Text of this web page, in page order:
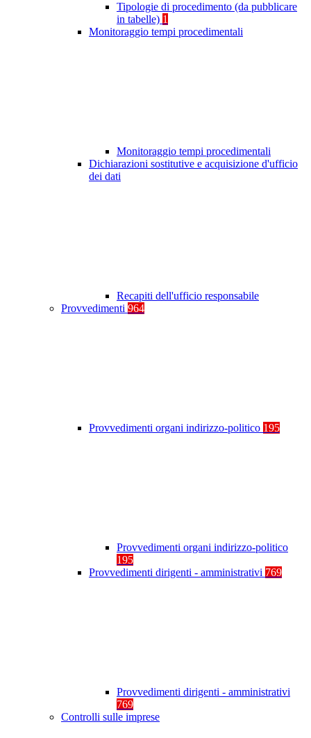
Tipologie di procedimento (da pubblicare
in tabelle) 1
Monitoraggio tempi procedimentali
Monitoraggio tempi procedimentali
Dichiarazioni sostitutive e acquisizione d'ufficio
dei dati
Recapiti dell'ufficio responsabile
Provvedimenti 964
Provvedimenti organi indirizzo-politico 195
Provvedimenti organi indirizzo-politico
195
Provvedimenti dirigenti - amministrativi 769
Provvedimenti dirigenti - amministrativi
769
Controlli sulle imprese